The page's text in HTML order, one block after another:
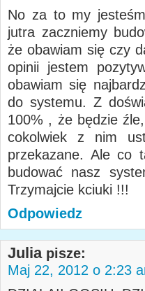
No za to my
jutra zaczniemy
że obawiam się czy
opinii jestem
obawiam się
do systemu. Z
100% , że będzie
cokolwiek z nim
przekazane. Ale co
budować nasz
Trzymajcie kciuki !!!
Odpowiedz
Julia pisze:
Maj 22, 2012 o 2:23